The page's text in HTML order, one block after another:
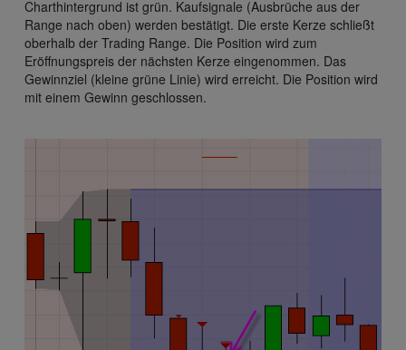
Charthintergrund ist grün. Kaufsignale (Ausbrüche aus der
Range nach oben) werden bestätigt. Die erste Kerze schließt
oberhalb der Trading Range. Die Position wird zum
Eröffnungspreis der nächsten Kerze eingenommen. Das
Gewinnziel (kleine grüne Linie) wird erreicht. Die Position wird
mit einem Gewinn geschlossen.